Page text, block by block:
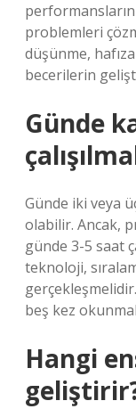
problemleri
düşünme,
becerilerin
Günde
Günde iki veya
olabilir. Ancak,
günde 3-5 saat
teknoloji,
beş kez
Hangi